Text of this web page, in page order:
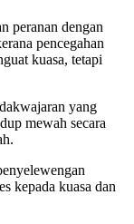
peranan dengan
pencegahan
kuasa, tetapi
yang
mewah secara
kepada kuasa dan